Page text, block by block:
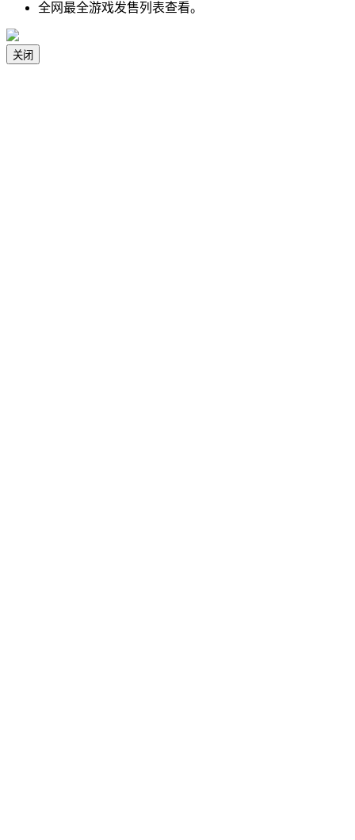
全网最全游戏发售列表查看。
关闭